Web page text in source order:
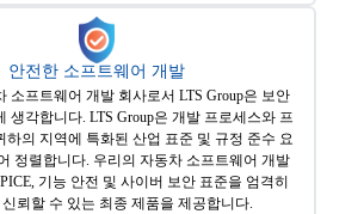
안전한 소프트웨어 개발
소프트웨어 개발 회사로서 LTS Group은 보안
생각합니다. LTS Group은 개발 프로세스와 프
하의 지역에 특화된 산업 표준 및 규정 준수 요
정렬합니다. 우리의 자동차 소프트웨어 개발
기능 안전 및 사이버 보안 표준을 엄격히
뢰할 수 있는 최종 제품을 제공합니다.